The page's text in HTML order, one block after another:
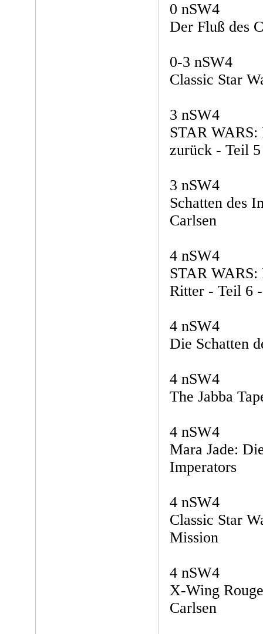
0 nSW4
Der Fluß des
0-3 nSW4
Classic Star
3 nSW4
STAR WARS:
zurück - Teil
3 nSW4
Schatten des
Carlsen
4 nSW4
STAR WARS:
Ritter - Teil 6
4 nSW4
Die Schatten
4 nSW4
The Jabba
4 nSW4
Mara Jade:
Imperators
4 nSW4
Classic Star
Mission
4 nSW4
X-Wing
Carlsen